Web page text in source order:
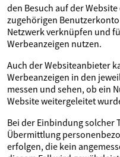
den Besuch auf der
zugehörigen
Netzwerk verknüpfen und
Werbeanzeigen nutzen.
Auch der Websiteanbieter
Werbeanzeigen in den
messen und sehen, ob ein
Website weitergeleitet
Bei der Einbindung solcher
Übermittlung
erfolgen, die kein